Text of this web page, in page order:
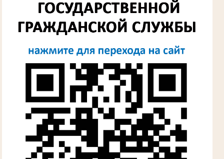
Лыкова Анна Захаровна
Участник Великой Отечественной войны
Судья Губкинского городского народного
суда
в период с 1960 по 1980 гг.